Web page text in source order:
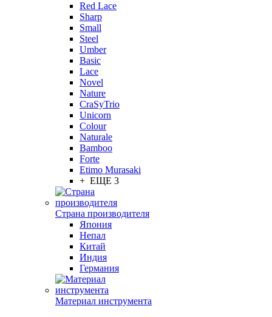
Red Lace
Sharp
Small
Steel
Umber
Basic
Lace
Novel
Nature
CraSyTrio
Unicorn
Colour
Naturale
Bamboo
Forte
Etimo Murasaki
+ ЕЩЕ 3
Страна производителя
Япония
Непал
Китай
Индия
Германия
Материал инструмента